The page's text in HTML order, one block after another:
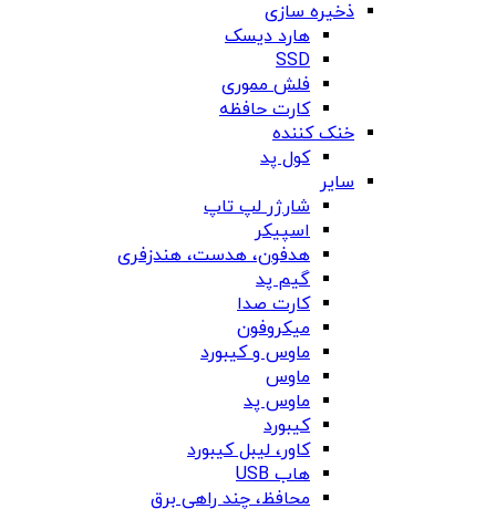
ذخیره سازی
هارد دیسک
SSD
فلش مموری
کارت حافظه
خنک کننده
کول پد
سایر
شارژر لپ تاپ
اسپیکر
هدفون، هدست، هندزفری
گیم پد
کارت صدا
میکروفون
ماوس و کیبورد
ماوس
ماوس پد
کیبورد
کاور، لیبل کیبورد
هاب USB
محافظ، چند راهی برق